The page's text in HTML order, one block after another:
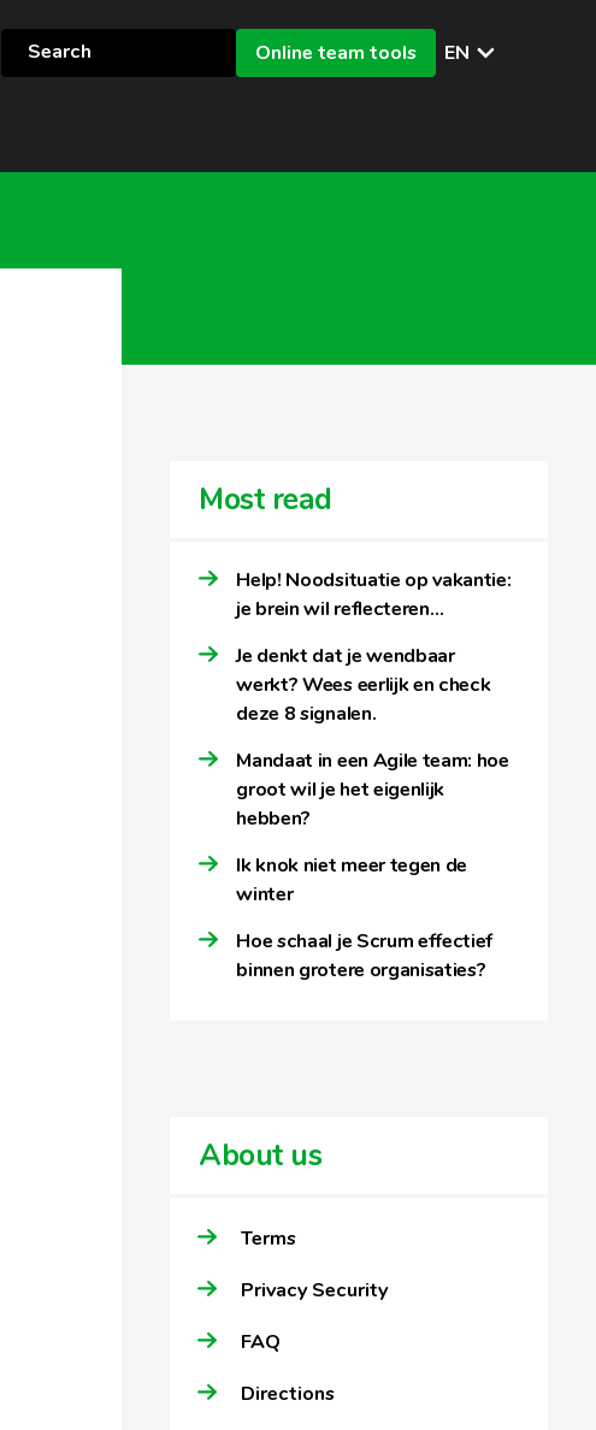
Online team tools EN
Most read
Help! Noodsituatie op vakantie:
je brein wil reflecteren…
Je denkt dat je wendbaar
werkt? Wees eerlijk en check
deze 8 signalen.
Mandaat in een Agile team: hoe
groot wil je het eigenlijk
hebben?
Ik knok niet meer tegen de
winter
Hoe schaal je Scrum effectief
binnen grotere organisaties?
About us
Terms
Privacy Security
FAQ
Directions